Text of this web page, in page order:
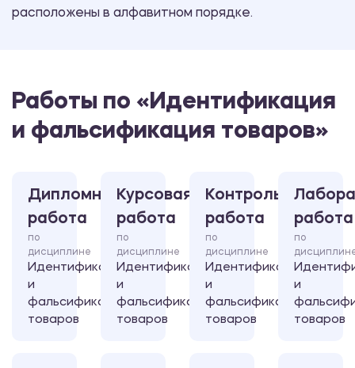
расположены в алфавитном порядке.
Работы по «Идентификация
и фальсификация товаров»
Дипломная
работа
по
дисциплине
Идентификация
и
фальсификация
товаров
Курсовая
работа
по
дисциплине
Идентификация
и
фальсификация
товаров
Контрольная
работа
по
дисциплине
Идентификация
и
фальсификация
товаров
работа
по
и
товаров